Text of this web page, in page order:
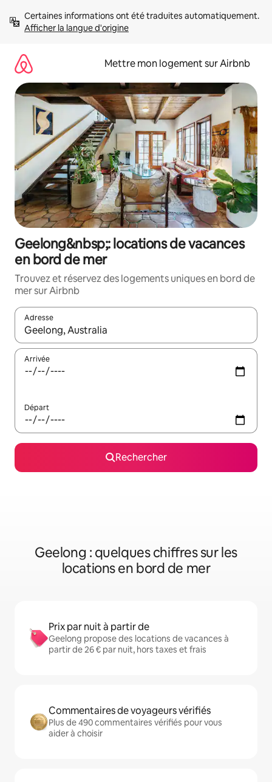
directement
Afficher la langue d'origine
Mettre mon logement sur Airbnb
Geelong&nbsp;: locations de vacances
en bord de mer
Trouvez et réservez des logements uniques en bord de
mer sur Airbnb
Adresse
Lorsque les résultats s'affichent, utilisez les flèches vers le
Arrivée
Départ
Rechercher
Geelong : quelques chiffres sur les
locations en bord de mer
Prix par nuit à partir de
Geelong propose des locations de vacances à
partir de 26 € par nuit, hors taxes et frais
Commentaires de voyageurs vérifiés
Plus de 490 commentaires vérifiés pour vous
aider à choisir